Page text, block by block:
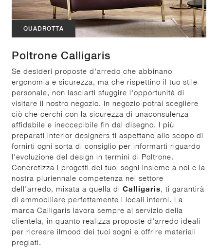
QUADROTTA
Poltrone Calligaris
Se desideri proposte d'arredo che abbinano
ergonomia e sicurezza, ma che rispettino il tuo stile
personale, non lasciarti sfuggire l'opportunità di
visitare il nostro negozio. In negozio potrai scegliere
ciò che cerchi con la sicurezza di unaconsulenza
affidabile e ineccepibile fin dal disegno. I più
preparati interior designers ti aspettano allo scopo di
fornirti ogni sorta di consiglio per informarti riguardo
l'evoluzione del design in termini di Poltrone.
Concretizza i progetti dei tuoi sogni insieme a noi e la
nostra pluriennale competenza nel settore
dell'arredo, mixata a quella di Calligaris, ti garantirà
di ammobiliare perfettamente i locali interni. La
marca Calligaris lavora sempre al servizio della
clientela, in quanto realizza proposte d'arredo ideali
per ricreare ilmood dei tuoi sogni e offrire materiali
pregiati.